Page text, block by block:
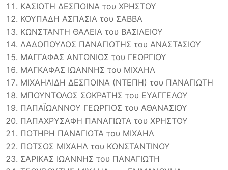
ΚΑΣΙΩΤΗ ΔΕΣΠΟΙΝΑ του ΧΡΗΣΤΟΥ
ΚΟΥΠΑΔΗ ΑΣΠΑΣΙΑ του ΣΑΒΒΑ
ΚΩΝΣΤΑΝΤΗ ΘΑΛΕΙΑ του ΒΑΣΙΛΕΙΟΥ
ΛΑΔΟΠΟΥΛΟΣ ΠΑΝΑΓΙΩΤΗΣ του ΑΝΑΣΤΑΣΙΟΥ
ΜΑΓΓΑΦΑΣ ΑΝΤΩΝΙΟΣ του ΓΕΩΡΓΙΟΥ
ΜΑΓΚΑΦΑΣ ΙΩΑΝΝΗΣ του ΜΙΧΑΗΛ
ΜΙΧΑΗΛΙΔΗ ΔΕΣΠΟΙΝΑ (ΝΤΕΠΗ) του ΠΑΝΑΓΙΩΤΗ
ΜΠΟΥΝΤΟΛΟΣ ΣΩΚΡΑΤΗΣ του ΕΥΑΓΓΕΛΟΥ
ΠΑΠΑΪΩΑΝΝΟΥ ΓΕΩΡΓΙΟΣ του ΑΘΑΝΑΣΙΟΥ
ΠΑΠΑΧΡΥΣΑΦΗ ΠΑΝΑΓΙΩΤΑ του ΧΡΗΣΤΟΥ
ΠΟΤΗΡΗ ΠΑΝΑΓΙΩΤΑ του ΜΙΧΑΗΛ
ΠΟΤΣΟΣ ΜΙΧΑΗΛ του ΚΩΝΣΤΑΝΤΙΝΟΥ
ΣΑΡΙΚΑΣ ΙΩΑΝΝΗΣ του ΠΑΝΑΓΙΩΤΗ